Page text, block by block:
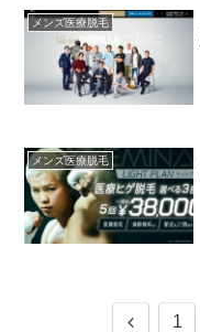
メンズ医療脱毛
メンズ医療脱毛
前 1